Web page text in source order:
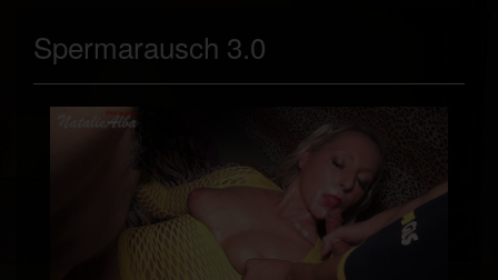
Spermarausch 3.0